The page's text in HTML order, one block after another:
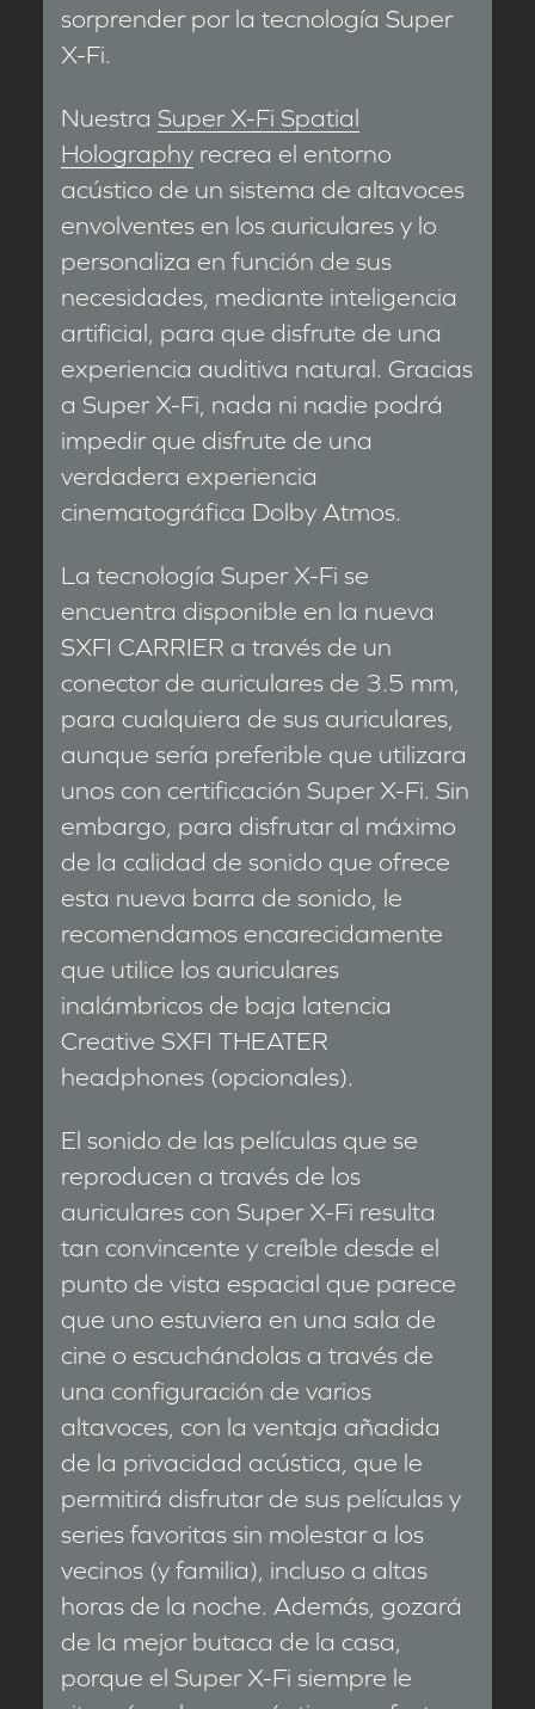
sorprender por la tecnología Super
X-Fi.
Nuestra Super X-Fi Spatial
Holographyrecrea el entorno
acústico de un sistema de altavoces
envolventes en los auriculares y lo
personaliza en función de sus
necesidades, mediante inteligencia
artificial, para que disfrute de una
experiencia auditiva natural. Gracias
a Super X-Fi, nada ni nadie podrá
impedir que disfrute de una
verdadera experiencia
cinematográfica Dolby Atmos.
La tecnología Super X-Fi se
encuentra disponible en la nueva
SXFI CARRIER a través de un
conector de auriculares de 3.5 mm,
para cualquiera de sus auriculares,
aunque sería preferible que utilizara
unos con certificación Super X-Fi. Sin
embargo, para disfrutar al máximo
de la calidad de sonido que ofrece
esta nueva barra de sonido, le
recomendamos encarecidamente
que utilice los auriculares
inalámbricos de baja latencia
Creative SXFI THEATER
headphones (opcionales).
El sonido de las películas que se
reproducen a través de los
auriculares con Super X-Fi resulta
tan convincente y creíble desde el
punto de vista espacial que parece
que uno estuviera en una sala de
cine o escuchándolas a través de
una configuración de varios
altavoces, con la ventaja añadida
de la privacidad acústica, que le
permitirá disfrutar de sus películas y
series favoritas sin molestar a los
vecinos (y familia), incluso a altas
horas de la noche. Además, gozará
de la mejor butaca de la casa,
porque el Super X-Fi siempre le